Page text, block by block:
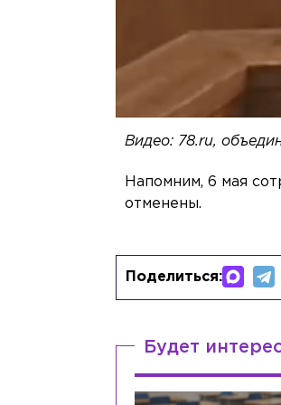
Видео: 78.ru,
Напомним, 6 мая
отменены.
Поделиться:
Будет